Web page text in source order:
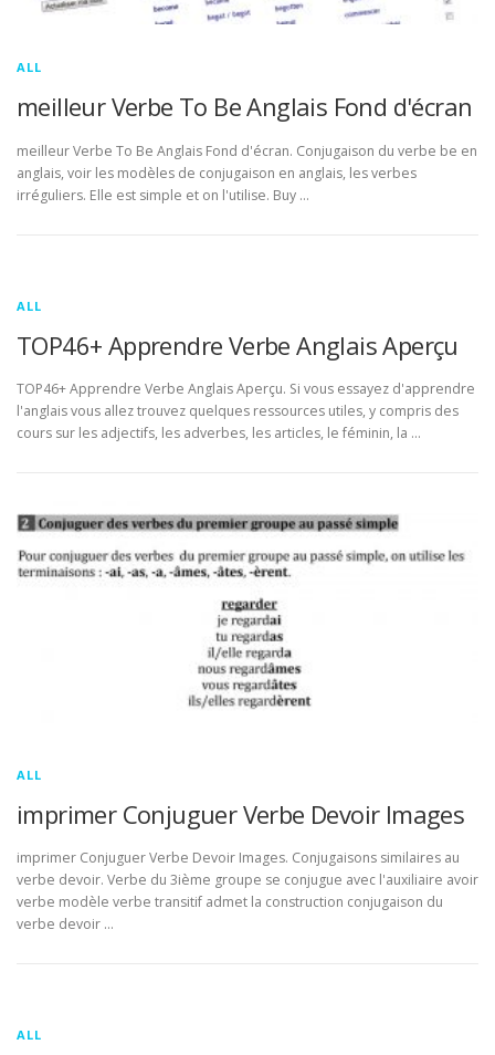
ALL
meilleur Verbe To Be Anglais Fond d'écran
meilleur Verbe To Be Anglais Fond d'écran. Conjugaison du verbe be en
anglais, voir les modèles de conjugaison en anglais, les verbes
irréguliers. Elle est simple et on l'utilise. Buy …
ALL
TOP46+ Apprendre Verbe Anglais Aperçu
TOP46+ Apprendre Verbe Anglais Aperçu. Si vous essayez d'apprendre
l'anglais vous allez trouvez quelques ressources utiles, y compris des
cours sur les adjectifs, les adverbes, les articles, le féminin, la …
ALL
imprimer Conjuguer Verbe Devoir Images
imprimer Conjuguer Verbe Devoir Images. Conjugaisons similaires au
verbe devoir. Verbe du 3ième groupe se conjugue avec l'auxiliaire avoir
verbe modèle verbe transitif admet la construction conjugaison du
verbe devoir …
ALL